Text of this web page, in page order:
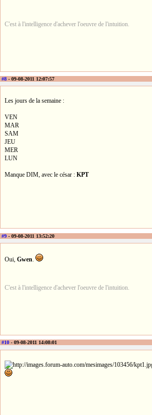
C'est à l'intelligence d'achever l'oeuvre de l'intuition.
#8 - 09-08-2011 12:07:57
Les jours de la semaine :
VEN
MAR
SAM
JEU
MER
LUN
Manque DIM, avec le césar : KPT
#9 - 09-08-2011 13:52:20
Oui, Gwen.
C'est à l'intelligence d'achever l'oeuvre de l'intuition.
#10 - 09-08-2011 14:08:01